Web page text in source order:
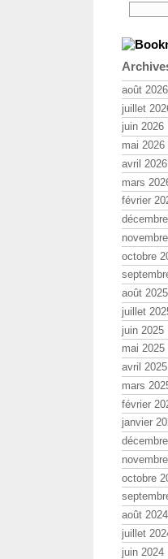
août 2026
juillet
juin 2026
mai 2026
avril 2026
mars
février
octobre
août 2025
juillet
juin 2025
mai 2025
avril 2025
mars
février
janvier
octobre
août 2024
juillet
juin 2024